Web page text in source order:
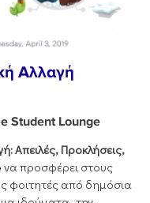
Αλλαγή
Student Lounge
Απειλές, Προκλήσεις,
να προσφέρει στους
φοιτητές από δημόσια